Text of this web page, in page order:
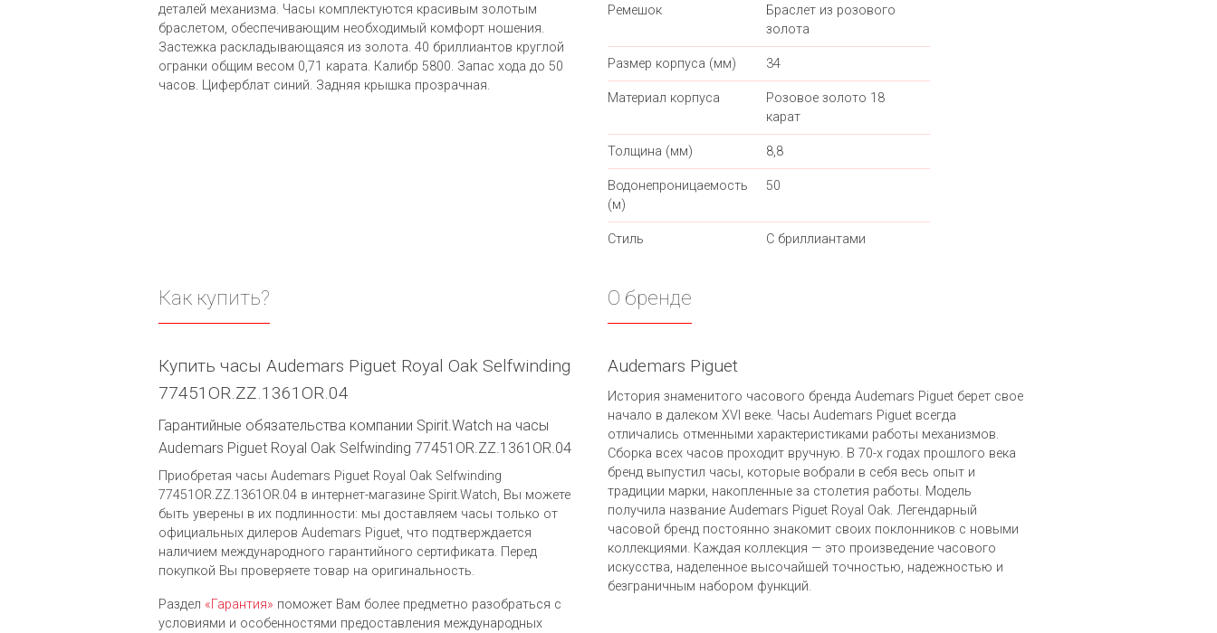
деталей механизма. Часы комплектуются красивым золотым
браслетом, обеспечивающим необходимый комфорт ношения.
Застежка раскладывающаяся из золота. 40 бриллиантов круглой
огранки общим весом 0,71 карата. Калибр 5800. Запас хода до 50
часов. Циферблат синий. Задняя крышка прозрачная.
Ремешок
Браслет из розового
золота
Размер корпуса (мм) 34
Материал корпуса
Розовое золото 18
карат
Толщина (мм) 8,8
Водонепроницаемость
(м)
50
Стиль С бриллиантами
Как купить?
Купить часы Audemars Piguet Royal Oak Selfwinding
77451OR.ZZ.1361OR.04
Гарантийные обязательства компании Spirit.Watch на часы
Audemars Piguet Royal Oak Selfwinding 77451OR.ZZ.1361OR.04
Приобретая часы Audemars Piguet Royal Oak Selfwinding
77451OR.ZZ.1361OR.04 в интернет-магазине Spirit.Watch, Вы можете
быть уверены в их подлинности: мы доставляем часы только от
официальных дилеров Audemars Piguet, что подтверждается
наличием международного гарантийного сертификата. Перед
покупкой Вы проверяете товар на оригинальность.
Раздел «Гарантия» поможет Вам более предметно разобраться с
условиями и особенностями предоставления международных
О бренде
Audemars Piguet
История знаменитого часового бренда Audemars Piguet берет свое
начало в далеком XVI веке. Часы Audemars Piguet всегда
отличались отменными характеристиками работы механизмов.
Сборка всех часов проходит вручную. В 70-х годах прошлого века
бренд выпустил часы, которые вобрали в себя весь опыт и
традиции марки, накопленные за столетия работы. Модель
получила название Audemars Piguet Royal Oak. Легендарный
часовой бренд постоянно знакомит своих поклонников с новыми
коллекциями. Каждая коллекция — это произведение часового
искусства, наделенное высочайшей точностью, надежностью и
безграничным набором функций.